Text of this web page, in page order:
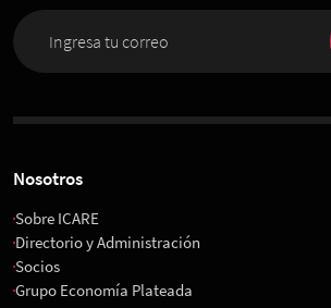
Nosotros
Sobre ICARE
Directorio y Administración
Socios
Grupo Economía Plateada